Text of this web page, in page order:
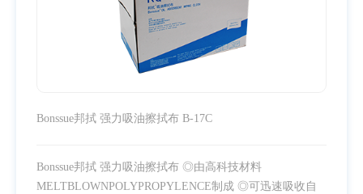
Bonssue邦拭 强力吸油擦拭布 B-17C
Bonssue邦拭 强力吸油擦拭布 ◎由高科技材料
MELTBLOWNPOLYPROPYLENCE制成 ◎可迅速吸收自